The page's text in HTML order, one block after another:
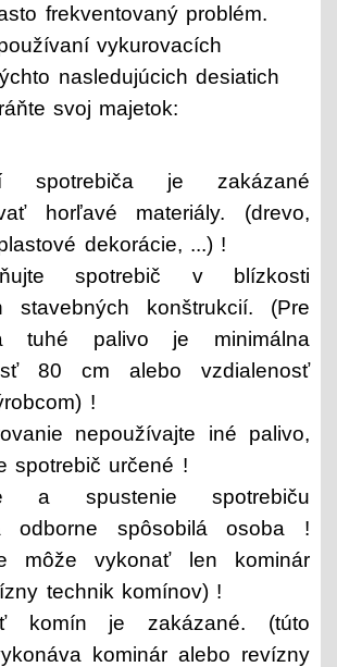
frekventovaný problém.
vykurovacích
nasledujúcich desiatich
svoj majetok:
spotrebiča je zakázané
horľavé materiály. (drevo,
dekorácie, ...) !
spotrebič v blízkosti
stavebných konštrukcií. (Pre
tuhé palivo je minimálna
80 cm alebo vzdialenosť
!
nepoužívajte iné palivo,
spotrebič určené !
a spustenie spotrebiču
odborne spôsobilá osoba !
môže vykonať len kominár
technik komínov) !
komín je zakázané. (túto
kominár alebo revízny